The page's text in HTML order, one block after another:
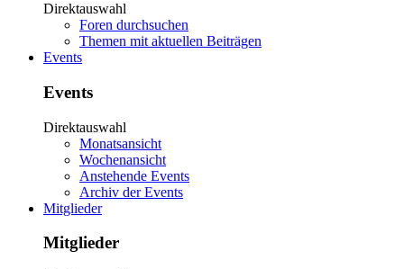
Direktauswahl
Foren durchsuchen
Themen mit aktuellen Beiträgen
Events
Events
Direktauswahl
Monatsansicht
Wochenansicht
Anstehende Events
Archiv der Events
Mitglieder
Mitglieder